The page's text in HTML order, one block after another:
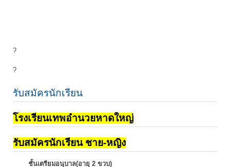
?
?
รับสมัครนักเรียน
โรงเรียนเทพอำนวยหาดใหญ่
รับสมัครนักเรียน ชาย-หญิง
ชั้นเตรียมอนุบาล(อายุ 2 ขวบ)